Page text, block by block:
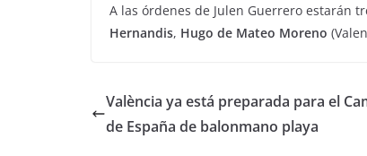
A las órdenes de Julen Guerrero estarán
Hernandis, Hugo de Mateo Moreno
València ya está preparada para el
de España de balonmano playa